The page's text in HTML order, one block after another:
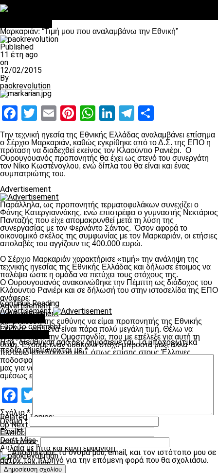
Μαρκαριάν: “Τιμή μου που αναλαμβάνω την Εθνική”
Published
11 έτη ago
on
12/02/2015
By
paokrevolution
Facebook
Twitter
EmailPinterest
WhatsApp
LinkedIn
Telegram
Tην τεχνική ηγεσία της Εθνικής Ελλάδας αναλαμβάνει επίσημα
ο Σέρχιο Μαρκαριάν, καθώς εγκρίθηκε από το Δ.Σ. της ΕΠΟ η
πρόταση να διαδεχθεί εκείνος τον Κλαούντιο Ρανιέρι. Ο
Ουρουγουανός προπονητής θα έχει ως στενό του συνεργάτη
τον Νίκο Κωστένογλου, ενώ δίπλα του θα είναι και ένας
συμπατριώτης του.
Advertisement
Παράλληλα, ως προπονητής τερματοφυλάκων συνεχίζει ο
Φάνης Κατεργιαννάκης, ενώ επιστρέφει ο γυμναστής Νεκτάριος
Πανταζής που είχε απομακρυνθεί μετά τη λύση της
συνεργασίας με τον Φερνάντο Σάντος. Όσον αφορά το
οικονομικό σκέλος της συμφωνίας με τον Μαρκαριάν, οι ετήσιες
απολαβές του αγγίζουν τις 400.000 ευρώ.
Ο Σέρχιο Μαρκαριάν χαρακτήρισε «τιμή» την ανάληψη της
τεχνικής ηγεσίας της Εθνικής Ελλάδας και δήλωσε έτοιμος να
παλέψει ώστε η ομάδα να πετύχει τους στόχους της.
Ο Ουρουγουανός ανακοινώθηκε την Πέμπτη ως διάδοχος του
Κλάουντιο Ρανιέρι και σε δήλωσή του στην ιστοσελίδα της ΕΠΟ
ανάφερε:
Advertisement
«Η ανάθεση της ευθύνης να είμαι προπονητής της Εθνικής
Ομάδας, για μένα είναι πάρα πολύ μεγάλη τιμή. Θέλω να
ευχαριστήσω την Ομοσπονδία, που με επέλεξε για αυτή τη
θέση. Έχουμε έναν δύσκολο στόχο μπροστά μας, αλλά
πιστεύω στη δουλειά μου, όπως επίσης στους Έλληνες
ποδοσφαιριστές. Όλοι μαζί θα δώσουμε τον καλύτερο εαυτό
μας για να πετύχουμε αυτούς τους στόχους, με πρώτο τον
αμέσως επόμενο αγώνα μας στην Ουγγαρία».
Facebook
Related Topics:
Up Next
Ελπίδες για Κλάους
Don't Miss
Αυλαία με ήττα και καλή εμφάνιση
paokrevolution
Continue Reading
Advertisement
Click to comment
Η ηλ. διεύθυνση σας δεν δημοσιεύεται. Τα υποχρεωτικά
πεδία σημειώνονται με*
Σχόλιο*
Όνομα*
Email*
Ιστότοπος
Αποθήκευσε το όνομά μου, email, και τον ιστότοπο μου σε
αυτόν τον πλοηγό για την επόμενη φορά που θα σχολιάσω.